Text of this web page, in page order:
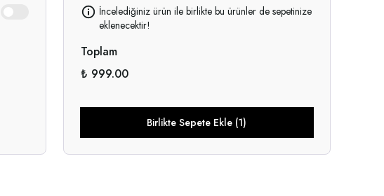
İncelediğiniz ürün ile birlikte bu ürünler de sepetinize
eklenecektir!
Toplam
₺ 999.00
Birlikte Sepete Ekle (1)